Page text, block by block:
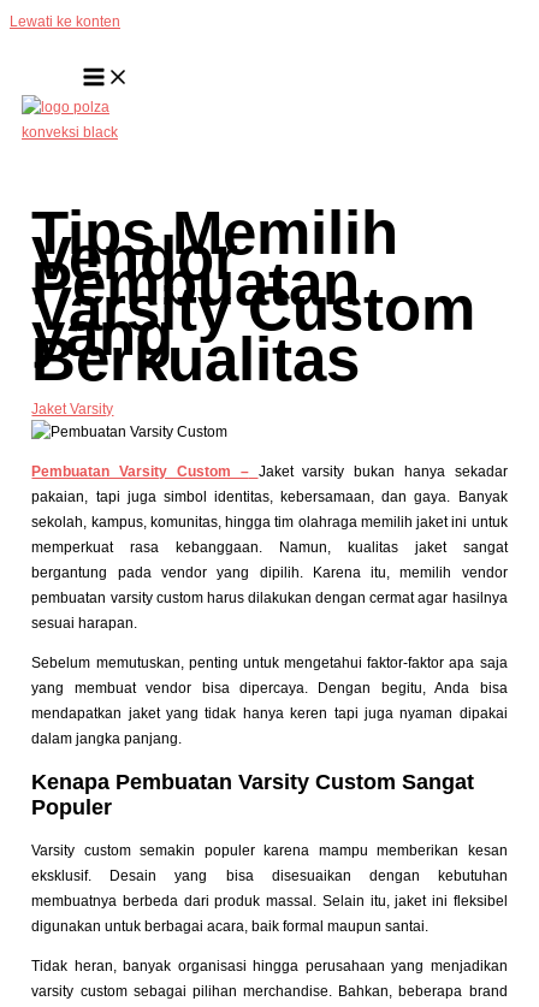
Lewati ke konten
Tips Memilih
Vendor
Pembuatan
Varsity Custom
yang
Berkualitas
Jaket Varsity
Pembuatan Varsity Custom – Jaket varsity bukan hanya sekadar
pakaian, tapi juga simbol identitas, kebersamaan, dan gaya. Banyak
sekolah, kampus, komunitas, hingga tim olahraga memilih jaket ini untuk
memperkuat rasa kebanggaan. Namun, kualitas jaket sangat
bergantung pada vendor yang dipilih. Karena itu, memilih vendor
pembuatan varsity custom harus dilakukan dengan cermat agar hasilnya
sesuai harapan.
Sebelum memutuskan, penting untuk mengetahui faktor-faktor apa saja
yang membuat vendor bisa dipercaya. Dengan begitu, Anda bisa
mendapatkan jaket yang tidak hanya keren tapi juga nyaman dipakai
dalam jangka panjang.
Kenapa Pembuatan Varsity Custom Sangat
Populer
Varsity custom semakin populer karena mampu memberikan kesan
eksklusif. Desain yang bisa disesuaikan dengan kebutuhan
membuatnya berbeda dari produk massal. Selain itu, jaket ini fleksibel
digunakan untuk berbagai acara, baik formal maupun santai.
Tidak heran, banyak organisasi hingga perusahaan yang menjadikan
varsity custom sebagai pilihan merchandise. Bahkan, beberapa brand